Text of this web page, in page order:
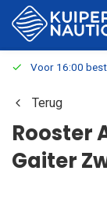
Voor 16:00
Terug
Rooster
Gaiter